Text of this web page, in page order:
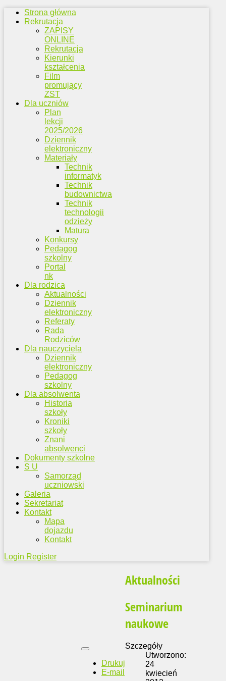
Strona główna
Rekrutacja
ZAPISY
ONLINE
Rekrutacja
Kierunki
kształcenia
Film
promujący
ZST
Dla uczniów
Plan
lekcji
2025/2026
Dziennik
elektroniczny
Materiały
Technik
informatyk
Technik
budownictwa
Technik
technologii
odzieży
Matura
Konkursy
Pedagog
szkolny
Portal
nk
Dla rodzica
Aktualności
Dziennik
elektroniczny
Referaty
Rada
Rodziców
Dla nauczyciela
Dziennik
elektroniczny
Pedagog
szkolny
Dla absolwenta
Historia
szkoły
Kroniki
szkoły
Znani
absolwenci
Dokumenty szkolne
S U
Samorząd
uczniowski
Galeria
Sekretariat
Kontakt
Mapa
dojazdu
Kontakt
Login Register
Aktualności
Seminarium
naukowe
Drukuj
E-mail
Szczegóły
Utworzono:
24
kwiecień